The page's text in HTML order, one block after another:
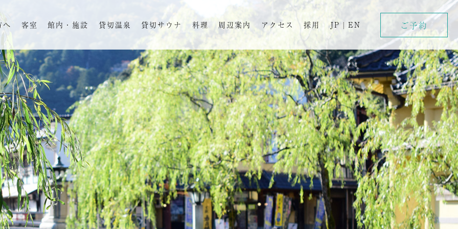
へ 客室 館内・施設 貸切温泉 貸切サウナ 料理 周辺案内 アクセス 採用 JP | EN ご予約